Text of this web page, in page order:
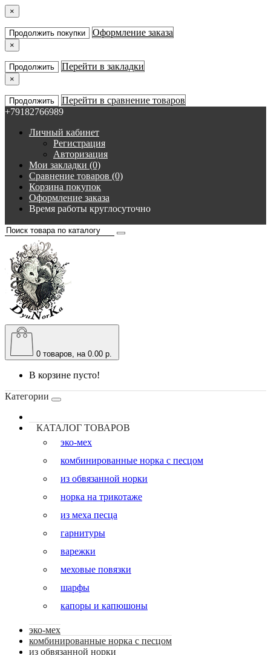
×
Продолжить покупки Оформление заказа
×
Продолжить Перейти в закладки
×
Продолжить
Перейти в сравнение товаров
+79182766989
Личный кабинет
Регистрация
Авторизация
Мои закладки (0)
Сравнение товаров (0)
Корзина покупок
Оформление заказа
Время работы круглосуточно
0 товаров, на 0.00 р.
В корзине пусто!
Категории
КАТАЛОГ ТОВАРОВ
эко-мех
комбинированные норка с песцом
из обвязанной норки
норка на трикотаже
из меха песца
гарнитуры
варежки
меховые повязки
шарфы
капоры и капюшоны
эко-мех
комбинированные норка с песцом
из обвязанной норки